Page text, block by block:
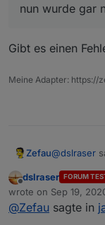
Andere
ich habe
geladen
nun wurde gar
Gibt es einen
Meine Adapter: https://
Zefau@dslraser
ich habe
wolltte
mehr
Du findest
Offline
dslraser FORUM
wrote on Sep 19,
last edited by
@Zefau sagte in